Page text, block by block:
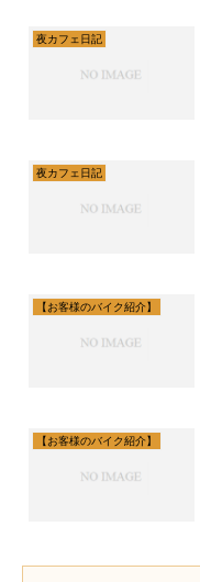
夜カフェ日記
夜カフェ日記
【お客様のバイク紹介】
【お客様のバイク紹介】